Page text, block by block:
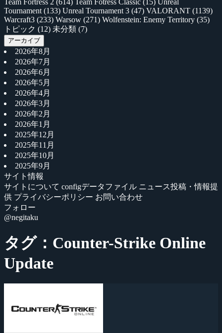
Team Fortress 2 (614) Team Fotress Classic (15) Unreal
Tournament (133) Unreal Tournament 3 (47) VALORANT (1139)
Warcraft3 (233) Warsow (271) Wolfenstein: Enemy Territory (35)
トピック (12) 未分類 (7)
アーカイブ
2026年8月
2026年7月
2026年6月
2026年5月
2026年4月
2026年3月
2026年2月
2026年1月
2025年12月
2025年11月
2025年10月
2025年9月
サイト情報
サイトについて configデータファイル ニュース投稿・情報提
供 プライバシーポリシー お問い合わせ
フォロー
@negitaku
タグ：Counter-Strike Online
Update